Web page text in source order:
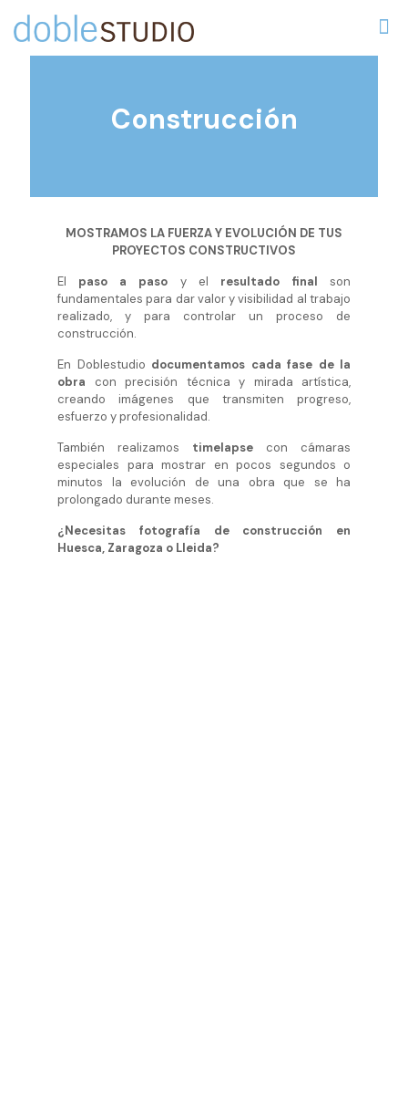
Construcción
MOSTRAMOS LA FUERZA Y EVOLUCIÓN DE TUS
PROYECTOS CONSTRUCTIVOS
El paso a paso y el resultado final son
fundamentales para dar valor y visibilidad al trabajo
realizado, y para controlar un proceso de
construcción.
En Doblestudio documentamos cada fase de la
obra con precisión técnica y mirada artística,
creando imágenes que transmiten progreso,
esfuerzo y profesionalidad.
También realizamos timelapse con cámaras
especiales para mostrar en pocos segundos o
minutos la evolución de una obra que se ha
prolongado durante meses.
¿Necesitas fotografía de construcción en
Huesca, Zaragoza o Lleida?